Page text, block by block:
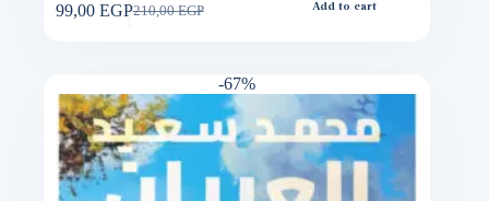
210,00EGP
Original
99,00 EGPCurrent
Add to cart
-67%